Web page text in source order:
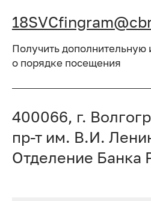
Получить
о порядке посещения
400066, г.
пр-т им. В.И.
Отделение Банка